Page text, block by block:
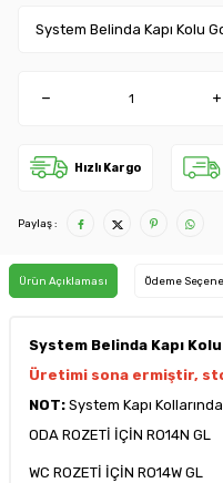
Hızlı Kargo
Paylaş :
Ürün Açıklaması Ödeme
System Belinda Kapı
Üretimi sona ermiştir,
NOT: System Kapı
ODA ROZETİ İÇİN RO14N GL
WC ROZETİ İÇİN RO14W GL